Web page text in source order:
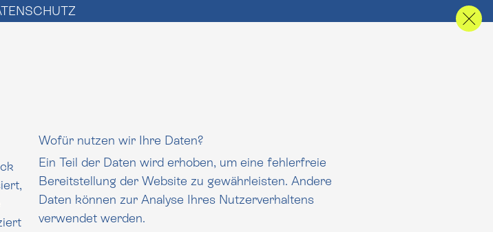
Wofür nutzen wir Ihre Daten?
Ein Teil der Daten wird erhoben, um eine fehlerfreie
Bereitstellung der Website zu gewährleisten. Andere
Daten können zur Analyse Ihres Nutzerverhaltens
verwendet werden.